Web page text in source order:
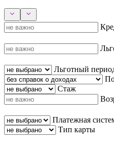
Льготный
Стаж
Платежная
Тип карты